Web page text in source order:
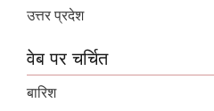
उत्तर प्रदेश
वेब पर चर्चित
बारिश